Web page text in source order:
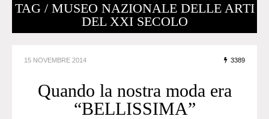
TAG / MUSEO NAZIONALE DELLE ARTI
DEL XXI SECOLO
15 NOVEMBRE 2014 3389
Quando la nostra moda era
“BELLISSIMA”